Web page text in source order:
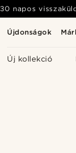
Újdonságok
Új kollekció
30 napos